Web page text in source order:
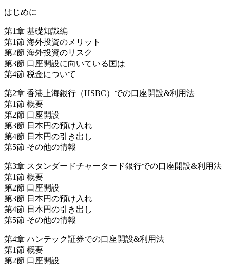
はじめに
第1章 基礎知識編
第1節 海外投資のメリット
第2節 海外投資のリスク
第3節 口座開設に向いている国は
第4節 税金について
第2章 香港上海銀行（HSBC）での口座開設&利用法
第1節 概要
第2節 口座開設
第3節 日本円の預け入れ
第4節 日本円の引き出し
第5節 その他の情報
第3章 スタンダードチャータード銀行での口座開設&利用法
第1節 概要
第2節 口座開設
第3節 日本円の預け入れ
第4節 日本円の引き出し
第5節 その他の情報
第4章 ハンテック証券での口座開設&利用法
第1節 概要
第2節 口座開設